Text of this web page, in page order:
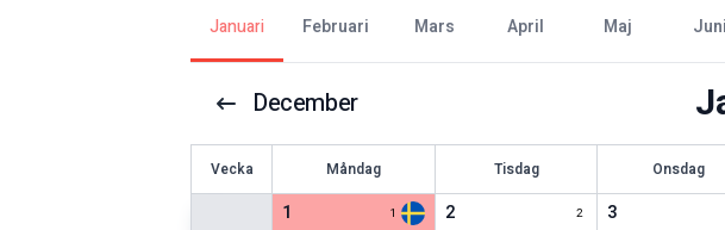
januari februari mars april maj juni
December
Vecka Måndag Tisdag Onsdag
1 1 2 2 3